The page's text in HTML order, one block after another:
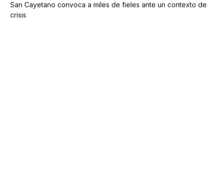
San Cayetano convoca a miles de fieles ante un contexto de
crisis